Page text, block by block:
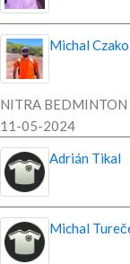
Michal Czako
NITRA
11-05-2024
Adrián Tikal
Michal